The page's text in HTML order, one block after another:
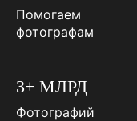
Помогаем
фотографам
3+ МЛРД
Фотографий